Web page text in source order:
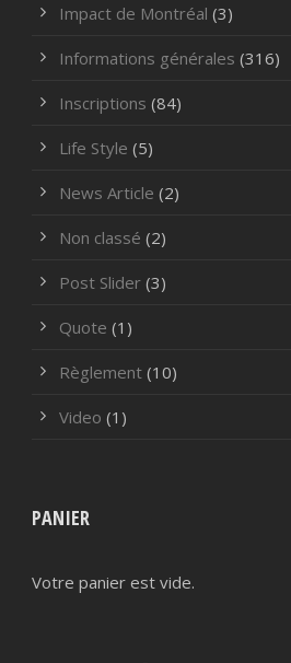
Impact de Montréal (3)
Informations générales (316)
Inscriptions (84)
Life Style (5)
News Article (2)
Non classé (2)
Post Slider (3)
Quote (1)
Règlement (10)
Video (1)
PANIER
Votre panier est vide.